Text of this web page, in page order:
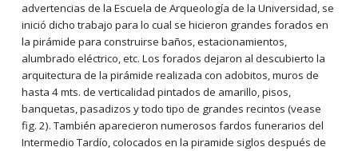
advertencias de la Escuela de Arqueología de la Universidad, se
inició dicho trabajo para lo cual se hicieron grandes forados en
la pirámide para construirse baños, estacionamientos,
alumbrado eléctrico, etc. Los forados dejaron al descubierto la
arquitectura de la pirámide realizada con adobitos, muros de
hasta 4 mts. de verticalidad pintados de amarillo, pisos,
banquetas, pasadizos y todo tipo de grandes recintos (vease
fig. 2). También aparecieron numerosos fardos funerarios del
Intermedio Tardío, colocados en la piramide siglos después de